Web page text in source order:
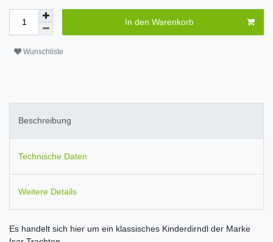
In den Warenkorb
Wunschliste
Beschreibung
Technische Daten
Weitere Details
Es handelt sich hier um ein klassisches Kinderdirndl der Marke